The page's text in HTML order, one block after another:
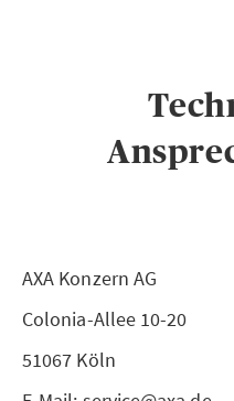
AXA Konzern AG
Colonia-Allee 10-20
51067 Köln